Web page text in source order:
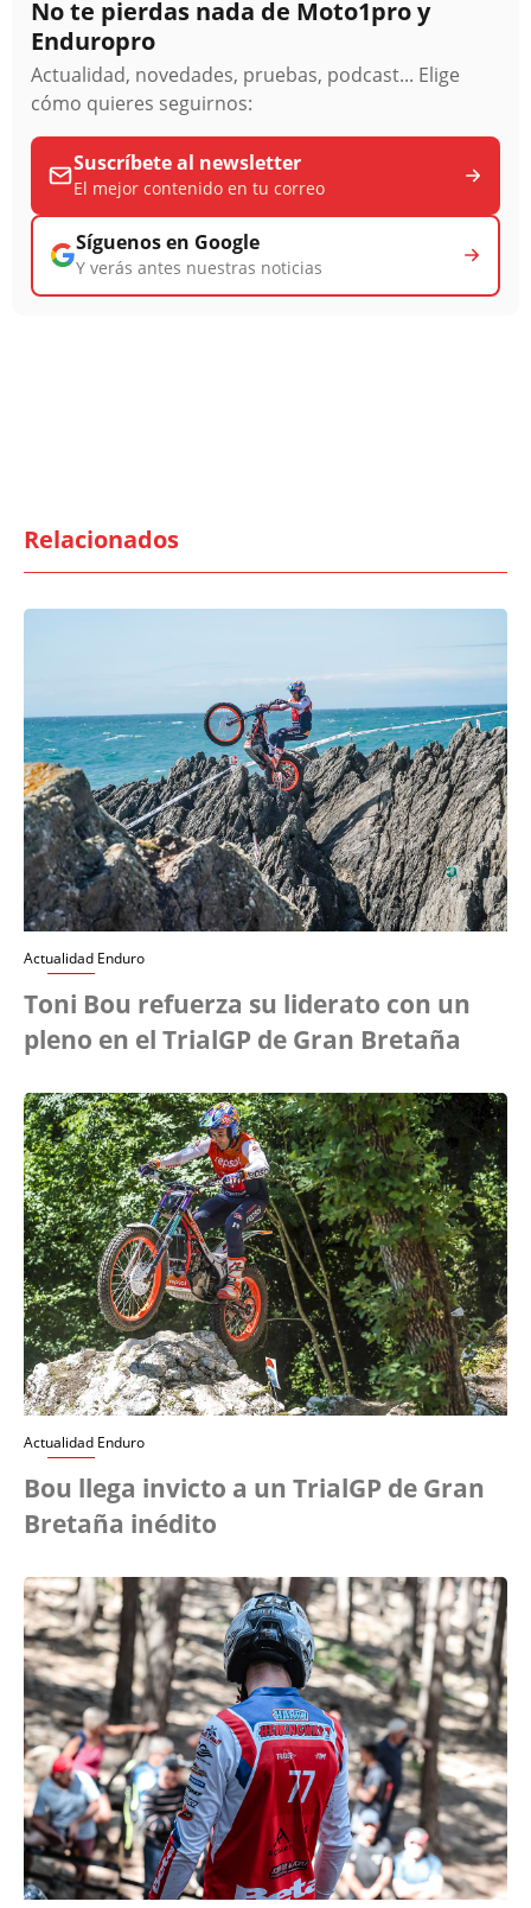
No te pierdas nada de Moto1pro y
Enduropro
Actualidad, novedades, pruebas, podcast... Elige
cómo quieres seguirnos:
Suscríbete al newsletter
El mejor contenido en tu correo
Síguenos en Google
Y verás antes nuestras noticias
Relacionados
Actualidad Enduro
Toni Bou refuerza su liderato con un
pleno en el TrialGP de Gran Bretaña
Actualidad Enduro
Bou llega invicto a un TrialGP de Gran
Bretaña inédito